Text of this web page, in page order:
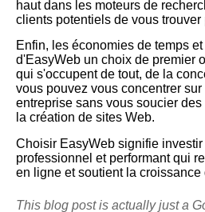
haut dans les moteurs de
clients potentiels de vous
Enfin, les économies de temps
d'EasyWeb un choix de premier
qui s'occupent de tout, de la
vous pouvez vous concentrer
entreprise sans vous soucier
la création de sites Web.
Choisir EasyWeb signifie
professionnel et performant qui
en ligne et soutient la croissance
This blog post is actually just a